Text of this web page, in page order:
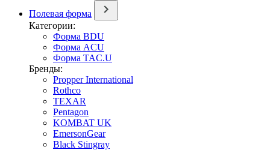
Полевая форма
Категории:
Форма BDU
Форма ACU
Форма TAC.U
Бренды:
Propper International
Rothco
TEXAR
Pentagon
KOMBAT UK
EmersonGear
Black Stingray